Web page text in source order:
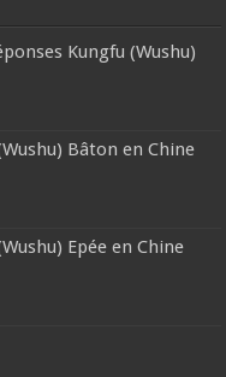
Kungfu (Wushu)
Bâton en Chine
Epée en Chine